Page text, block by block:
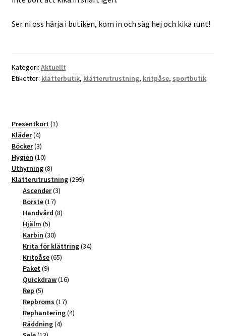
Ser ni oss härja i butiken, kom in och säg hej och kika runt!
Kategori: Aktuellt
Etiketter: klätterbutik, klätterutrustning, kritpåse, sportbutik
Presentkort 11
Kläder 44
produkter
Böcker 33
produkter
Hygien 1010
produkter
Uthyrning 88
produkter
Klätterutrustning 299299
Ascender 33
Borste 1717
produkter
Handvård 88
Hjälm 55
produkter
Karbin 3030
produkter
Krita för klättring 3434
Kritpåse 6565
Paket 99
produkter
Quickdraw 1616
Rep 55
produkter
Repbroms 1717
produkter
Rephantering 44
Räddning 44